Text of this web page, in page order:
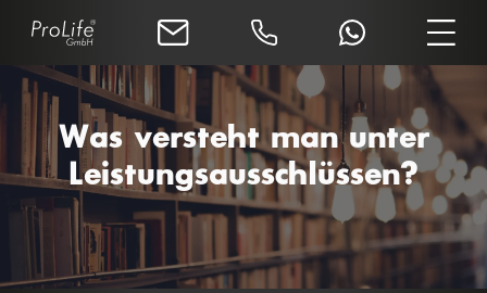
Was versteht man unter
Leistungsausschlüssen?